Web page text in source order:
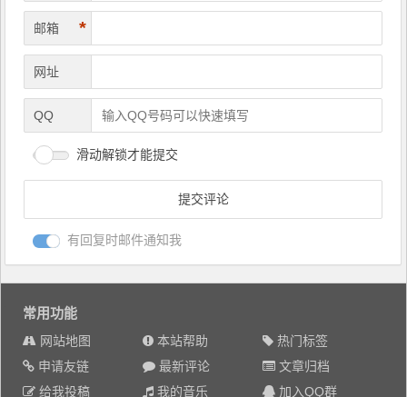
邮箱 *
网址
QQ
滑动解锁才能提交
有回复时邮件通知我
常用功能
网站地图 本站帮助
热门标签
申请友链
最新评论
文章归档
给我投稿
我的音乐 加入QQ群